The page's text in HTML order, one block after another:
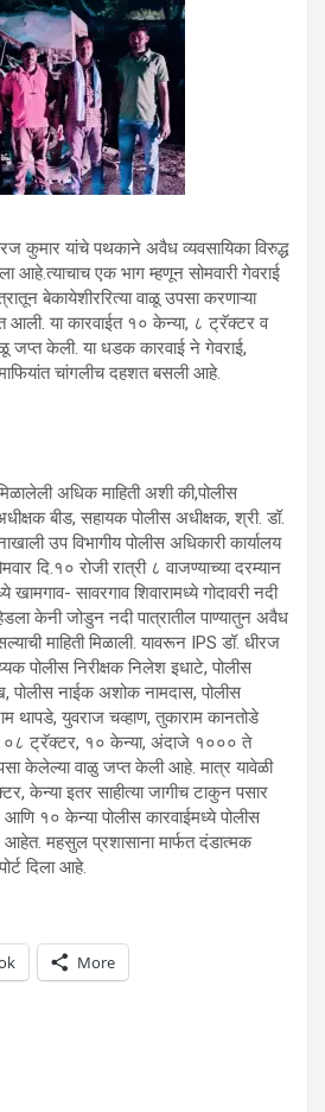
कुमार यांचे पथकाने अवैध व्यवसायिका विरुद्ध
आहे.त्याचाच एक भाग म्हणून सोमवारी गेवराई
बेकायेशीररित्या वाळू उपसा करणाऱ्या
आली. या कारवाईत १० केन्या, ८ ट्रॅक्टर व
जप्त केली. या धडक कारवाई ने गेवराई,
चांगलीच दहशत बसली आहे.
अधिक माहिती अशी की,पोलीस
बीड, सहायक पोलीस अधीक्षक, श्री. डॉ.
उप विभागीय पोलीस अधिकारी कार्यालय
दि.१० रोजी रात्री ८ वाजण्याच्या दरम्यान
खामगाव- सावरगाव शिवारामध्ये गोदावरी नदी
केनी जोडुन नदी पात्रातील पाण्यातुन अवैध
माहिती मिळाली. यावरून IPS डॉ. धीरज
पोलीस निरीक्षक निलेश इधाटे, पोलीस
पोलीस नाईक अशोक नामदास, पोलीस
युवराज चव्हाण, तुकाराम कानतोडे
०८ ट्रॅक्टर, १० केन्या, अंदाजे १००० ते
केलेल्या वाळु जप्त केली आहे. मात्र यावेळी
केन्या इतर साहीत्या जागीच टाकुन पसार
१० केन्या पोलीस कारवाईमध्ये पोलीस
महसुल प्रशासाना मार्फत दंडात्मक
दिला आहे.
More